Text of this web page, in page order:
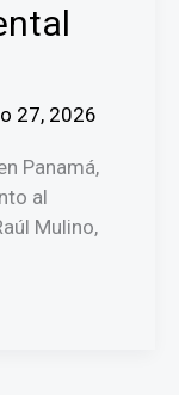
27, 2026
Panamá,
al
Mulino,